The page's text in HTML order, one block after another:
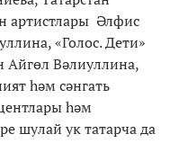
артистлары Әлфис
«Голос. Дети»
Вәлиуллина,
һәм сәнгать
һәм
шулай ук татарча да